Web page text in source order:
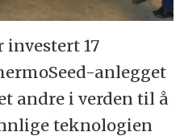
17
anlegget
andre i verden til å
teknologien